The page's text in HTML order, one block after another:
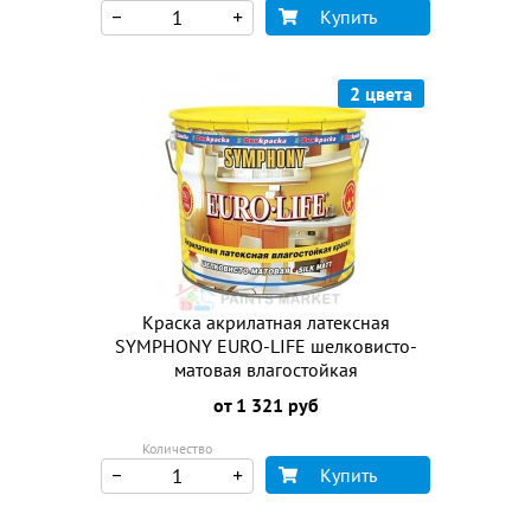
Купить
2 цвета
Краска акрилатная латексная
SYMPHONY EURO-LIFE шелковисто-
матовая влагостойкая
от 1 321 руб
Количество
Купить